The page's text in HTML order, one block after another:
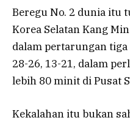
Beregu No. 2 dunia itu
Korea Selatan Kang
dalam pertarungan
28-26, 13-21, dalam
lebih 80 minit di Pusat
Kekalahan itu bukan